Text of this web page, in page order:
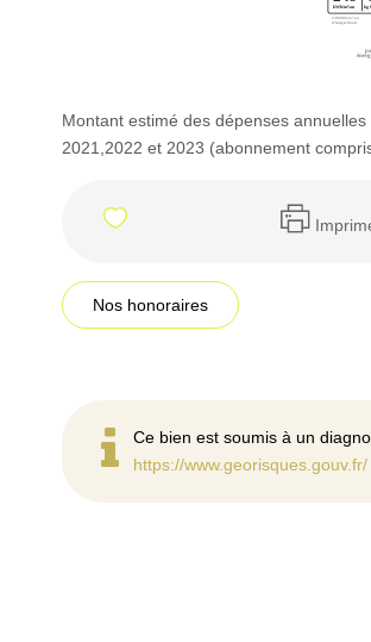
Montant estimé des dépenses
2021,2022 et 2023 (abonnement
Nos honoraires
Ce bien est soumis à un
https://www.georisques.gouv.fr/